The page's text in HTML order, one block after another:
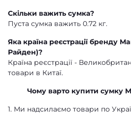
Скільки важить сумка?
Пуста сумка важить 0.72 кг.
Яка країна реєстрації бренду
Райден)?
Країна реєстрації -
товари в Китаї.
Чому варто купити сумку
1. Ми надсилаємо товари по